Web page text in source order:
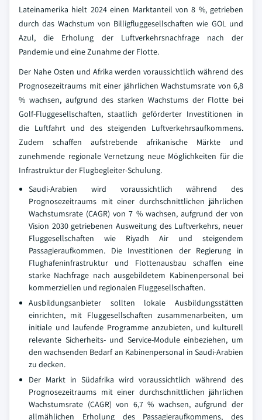
Lateinamerika hielt 2024 einen Marktanteil von 8 %, getrieben
durch das Wachstum von Billigfluggesellschaften wie GOL und
Azul, die Erholung der Luftverkehrsnachfrage nach der
Pandemie und eine Zunahme der Flotte.
Der Nahe Osten und Afrika werden voraussichtlich während des
Prognosezeitraums mit einer jährlichen Wachstumsrate von 6,8
% wachsen, aufgrund des starken Wachstums der Flotte bei
Golf-Fluggesellschaften, staatlich geförderter Investitionen in
die Luftfahrt und des steigenden Luftverkehrsaufkommens.
Zudem schaffen aufstrebende afrikanische Märkte und
zunehmende regionale Vernetzung neue Möglichkeiten für die
Infrastruktur der Flugbegleiter-Schulung.
Saudi-Arabien wird voraussichtlich während des
Prognosezeitraums mit einer durchschnittlichen jährlichen
Wachstumsrate (CAGR) von 7 % wachsen, aufgrund der von
Vision 2030 getriebenen Ausweitung des Luftverkehrs, neuer
Fluggesellschaften wie Riyadh Air und steigendem
Passagieraufkommen. Die Investitionen der Regierung in
Flughafeninfrastruktur und Flottenausbau schaffen eine
starke Nachfrage nach ausgebildetem Kabinenpersonal bei
kommerziellen und regionalen Fluggesellschaften.
Ausbildungsanbieter sollten lokale Ausbildungsstätten
einrichten, mit Fluggesellschaften zusammenarbeiten, um
initiale und laufende Programme anzubieten, und kulturell
relevante Sicherheits- und Service-Module einbeziehen, um
den wachsenden Bedarf an Kabinenpersonal in Saudi-Arabien
zu decken.
Der Markt in Südafrika wird voraussichtlich während des
Prognosezeitraums mit einer durchschnittlichen jährlichen
Wachstumsrate (CAGR) von 6,7 % wachsen, aufgrund der
allmählichen Erholung des Passagieraufkommens, des